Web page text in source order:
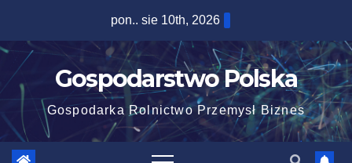
content
pon.. sie 10th, 2026
Gospodarstwo Polska
Gospodarka Rolnictwo Przemysł Biznes